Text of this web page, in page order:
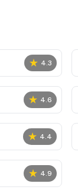
★ 4.3
★ 4.6
★ 4.4
★ 4.9